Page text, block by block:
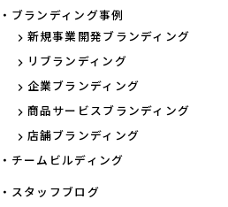
・ブランディング事例
新規事業開発ブランディング
リブランディング
企業ブランディング
商品サービスブランディング
店舗ブランディング
・チームビルディング
・スタッフブログ